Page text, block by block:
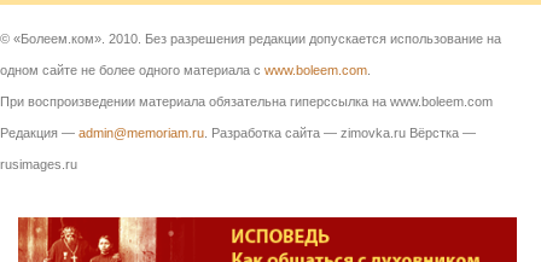
© «Болеем.ком». 2010. Без разрешения редакции допускается использование на
одном сайте не более одного материала с www.boleem.com
При воспроизведении материала обязательна гиперссылка на www.boleem.com
Редакция — admin@memoriam.ru . Разработка сайта — zimovka.ru Вёрстка —
rusimages.ru